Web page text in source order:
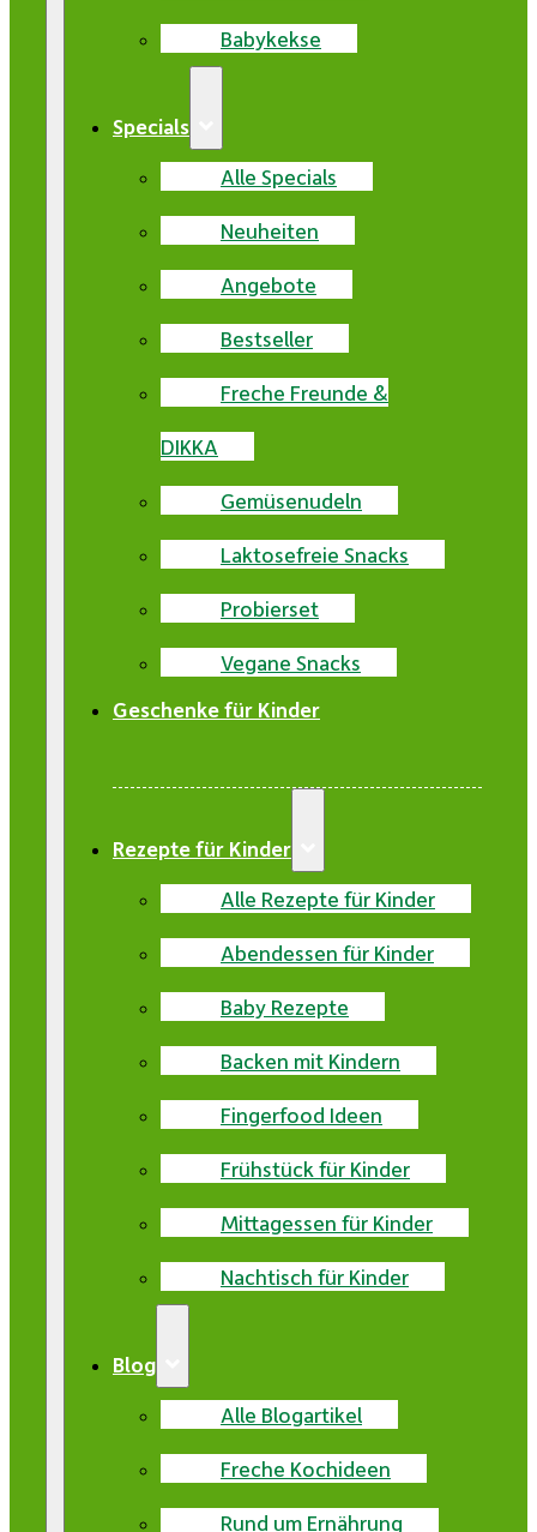
Babykekse
Specials
Alle Specials
Neuheiten
Angebote
Bestseller
Freche Freunde &
DIKKA
Gemüsenudeln
Laktosefreie Snacks
Probierset
Vegane Snacks
Geschenke für Kinder
Rezepte für Kinder
Alle Rezepte für Kinder
Abendessen für Kinder
Baby Rezepte
Backen mit Kindern
Fingerfood Ideen
Frühstück für Kinder
Mittagessen für Kinder
Nachtisch für Kinder
Blog
Alle Blogartikel
Freche Kochideen
Rund um Ernährung